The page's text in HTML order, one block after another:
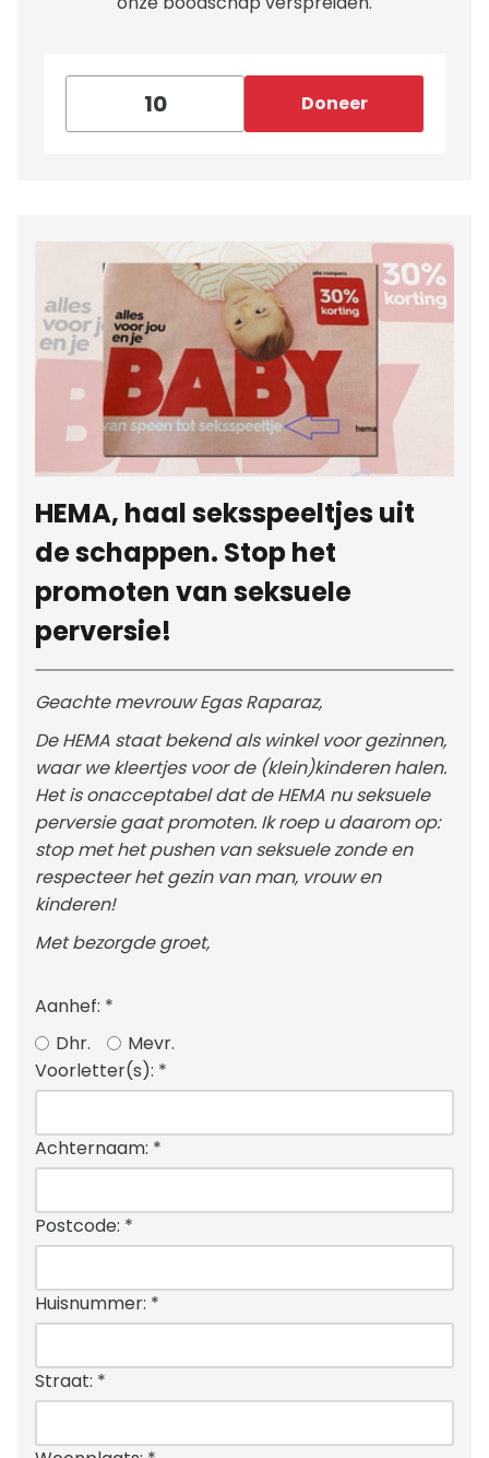
Doneer
HEMA, haal seksspeeltjes uit
de schappen. Stop het
promoten van seksuele
perversie!
Geachte mevrouw Egas Raparaz,
De HEMA staat bekend als winkel voor gezinnen,
waar we kleertjes voor de (klein)kinderen halen.
Het is onacceptabel dat de HEMA nu seksuele
perversie gaat promoten. Ik roep u daarom op:
stop met het pushen van seksuele zonde en
respecteer het gezin van man, vrouw en
kinderen!
Met bezorgde groet,
Aanhef: *
Dhr.
Mevr.
Voorletter(s): *
Achternaam: *
Postcode: *
Huisnummer: *
Straat: *